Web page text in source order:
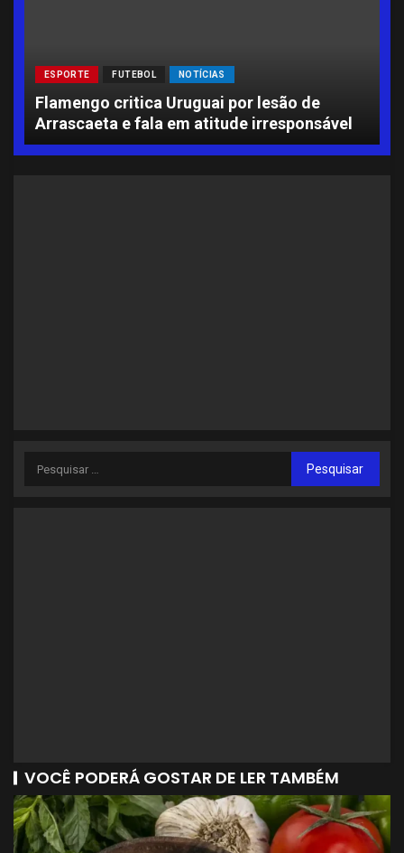
ESPORTE FUTEBOL NOTÍCIAS
Flamengo critica Uruguai por lesão de
Arrascaeta e fala em atitude irresponsável
VOCÊ PODERÁ GOSTAR DE LER TAMBÉM